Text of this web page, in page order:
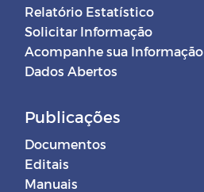
Relatório Estatístico
Solicitar Informação
Acompanhe sua Informação
Dados Abertos
Publicações
Documentos
Editais
Manuais